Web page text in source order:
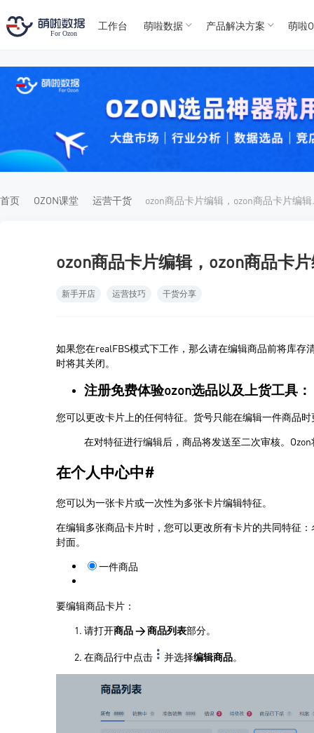
For
For
工作台 萌啦数据 产品解决方案 萌啦
首页 OZON课堂 运营干货
ozon商品卡片编辑，ozon商品卡
新手开店 运营技巧 干货分享